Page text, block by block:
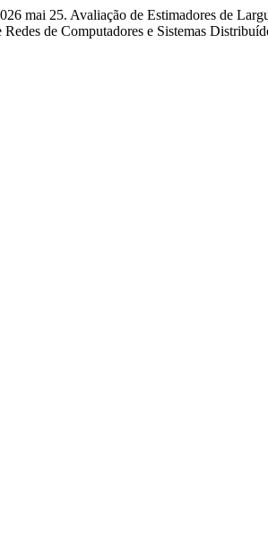
mai 25. Avaliação de Estimadores de
de Computadores e Sistemas